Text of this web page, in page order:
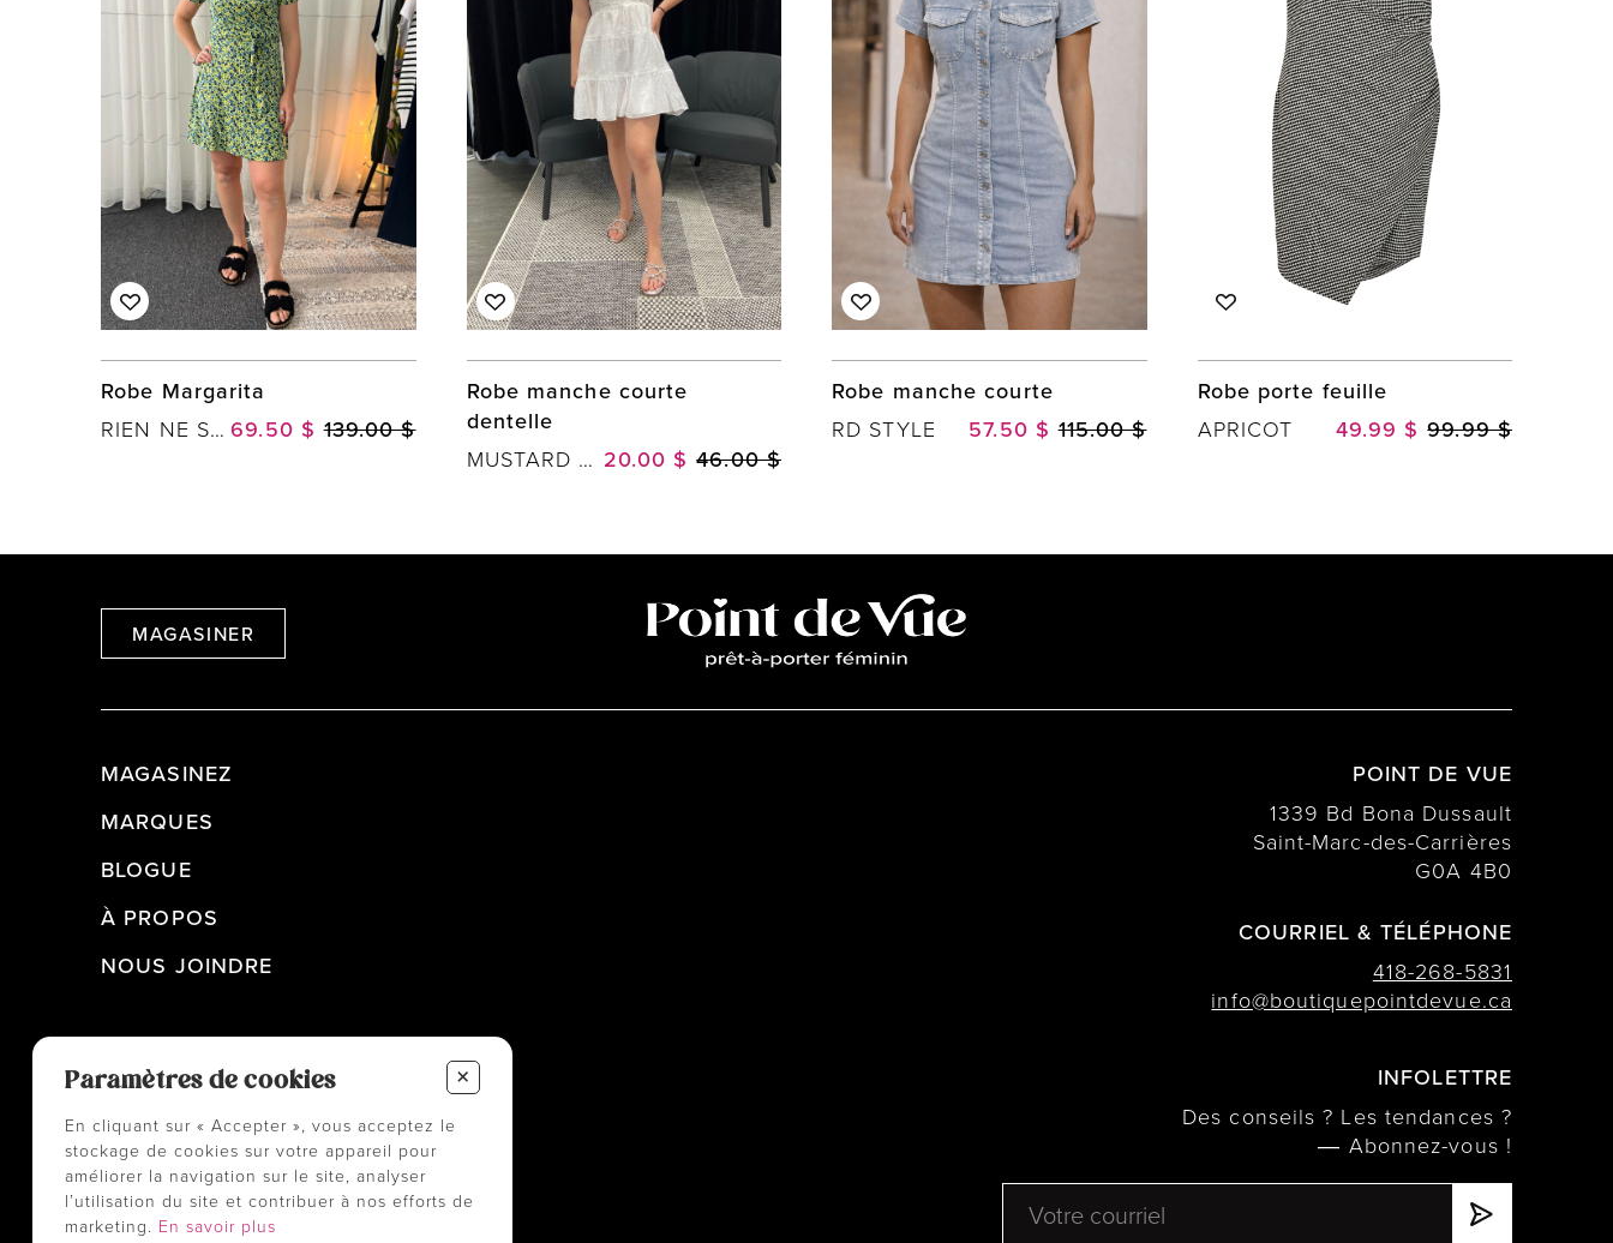
Robe Margarita
RIEN NE SE PERD, TOUT SE CRÉE 69.50 $ 139.00 $
Robe manche courte
dentelle
MUSTARD SEED 20.00 $ 46.00 $
Robe manche courte
RD STYLE 57.50 $ 115.00 $
Robe porte feuille
APRICOT 49.99 $ 99.99 $
MAGASINER
MAGASINEZ
MARQUES
BLOGUE
À PROPOS
NOUS JOINDRE
POINT DE VUE
1339 Bd Bona Dussault
Saint-Marc-des-Carrières
G0A 4B0
COURRIEL & TÉLÉPHONE
418-268-5831
info@boutiquepointdevue.ca
INFOLETTRE
Des conseils ? Les tendances ?
― Abonnez-vous !
Paramètres de cookies +
En cliquant sur « Accepter », vous acceptez le
stockage de cookies sur votre appareil pour
améliorer la navigation sur le site, analyser
l’utilisation du site et contribuer à nos efforts de
marketing. En savoir plus